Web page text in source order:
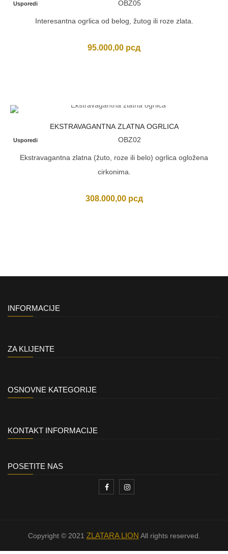
Usporedi OBZ05
Interesantna ogrlica od belog, žutog ili roze zlata.
95.000,00 рсд
EKSTRAVAGANTNA ZLATNA OGRLICA
Usporedi OBZ02
Ekstravagantna zlatna (žuto, roze ili belo) ogrlica ogložena
cirkonima.
308.000,00 рсд
INFORMACIJE
ZA KLIJENTE
OSNOVNE KATEGORIJE
KONTAKT INFORMACIJE
POSETITE NAS
Copyright © 2021 ZLATARA LION All rights reserved.